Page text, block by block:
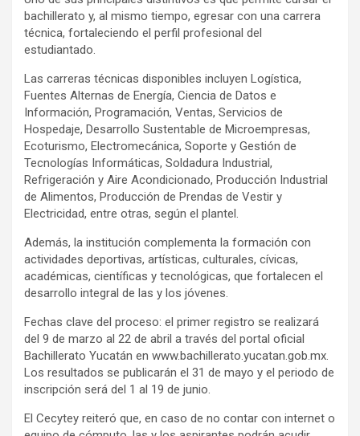
bachillerato y, al mismo tiempo, egresar con una carrera
técnica, fortaleciendo el perfil profesional del
estudiantado.
Las carreras técnicas disponibles incluyen Logística,
Fuentes Alternas de Energía, Ciencia de Datos e
Información, Programación, Ventas, Servicios de
Hospedaje, Desarrollo Sustentable de Microempresas,
Ecoturismo, Electromecánica, Soporte y Gestión de
Tecnologías Informáticas, Soldadura Industrial,
Refrigeración y Aire Acondicionado, Producción Industrial
de Alimentos, Producción de Prendas de Vestir y
Electricidad, entre otras, según el plantel.
Además, la institución complementa la formación con
actividades deportivas, artísticas, culturales, cívicas,
académicas, científicas y tecnológicas, que fortalecen el
desarrollo integral de las y los jóvenes.
Fechas clave del proceso: el primer registro se realizará
del 9 de marzo al 22 de abril a través del portal oficial
Bachillerato Yucatán en www.bachillerato.yucatan.gob.mx.
Los resultados se publicarán el 31 de mayo y el periodo de
inscripción será del 1 al 19 de junio.
El Cecytey reiteró que, en caso de no contar con internet o